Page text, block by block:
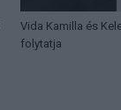
Vida Kamilla és
folytatja